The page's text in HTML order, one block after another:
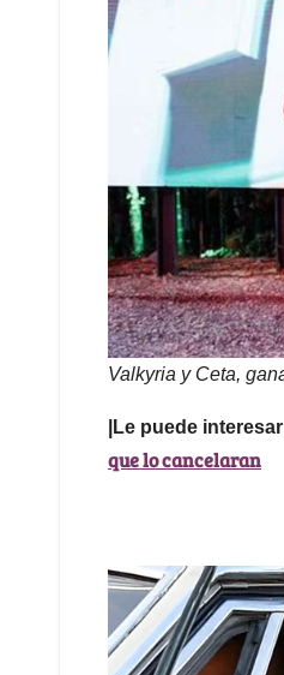
Valkyria y Ceta,
|Le puede interesar
que lo cancelaran